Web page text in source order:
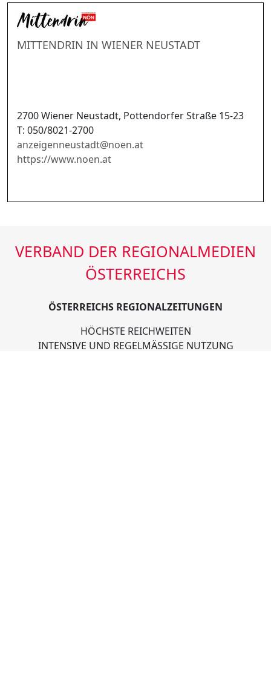
MITTENDRIN IN WIENER NEUSTADT
2700 Wiener Neustadt, Pottendorfer Straße 15-23
T: 050/8021-2700
anzeigenneustadt@noen.at
https://www.noen.at
VERBAND DER REGIONALMEDIEN
ÖSTERREICHS
ÖSTERREICHS REGIONALZEITUNGEN
HÖCHSTE REICHWEITEN
INTENSIVE UND REGELMÄSSIGE NUTZUNG